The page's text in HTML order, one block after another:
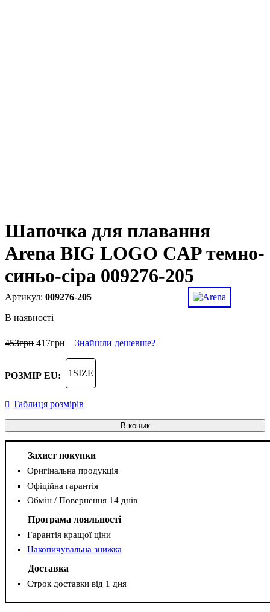
Шапочка для плавання
Arena BIG LOGO CAP темно-
синьо-сіра 009276-205
009276-205
В наявності
453грн 417грн Знайшли дешевше?
РОЗМІР EU: 1SIZE
Таблиця розмірів
В кошик
Захист покупки
Оригінальна продукція
Офіційна гарантія
Обмін / Повернення 14 днів
Програма лояльності
Гарантія кращої ціни
Накопичувальна знижка
Доставка
Строк доставки від 1 дня